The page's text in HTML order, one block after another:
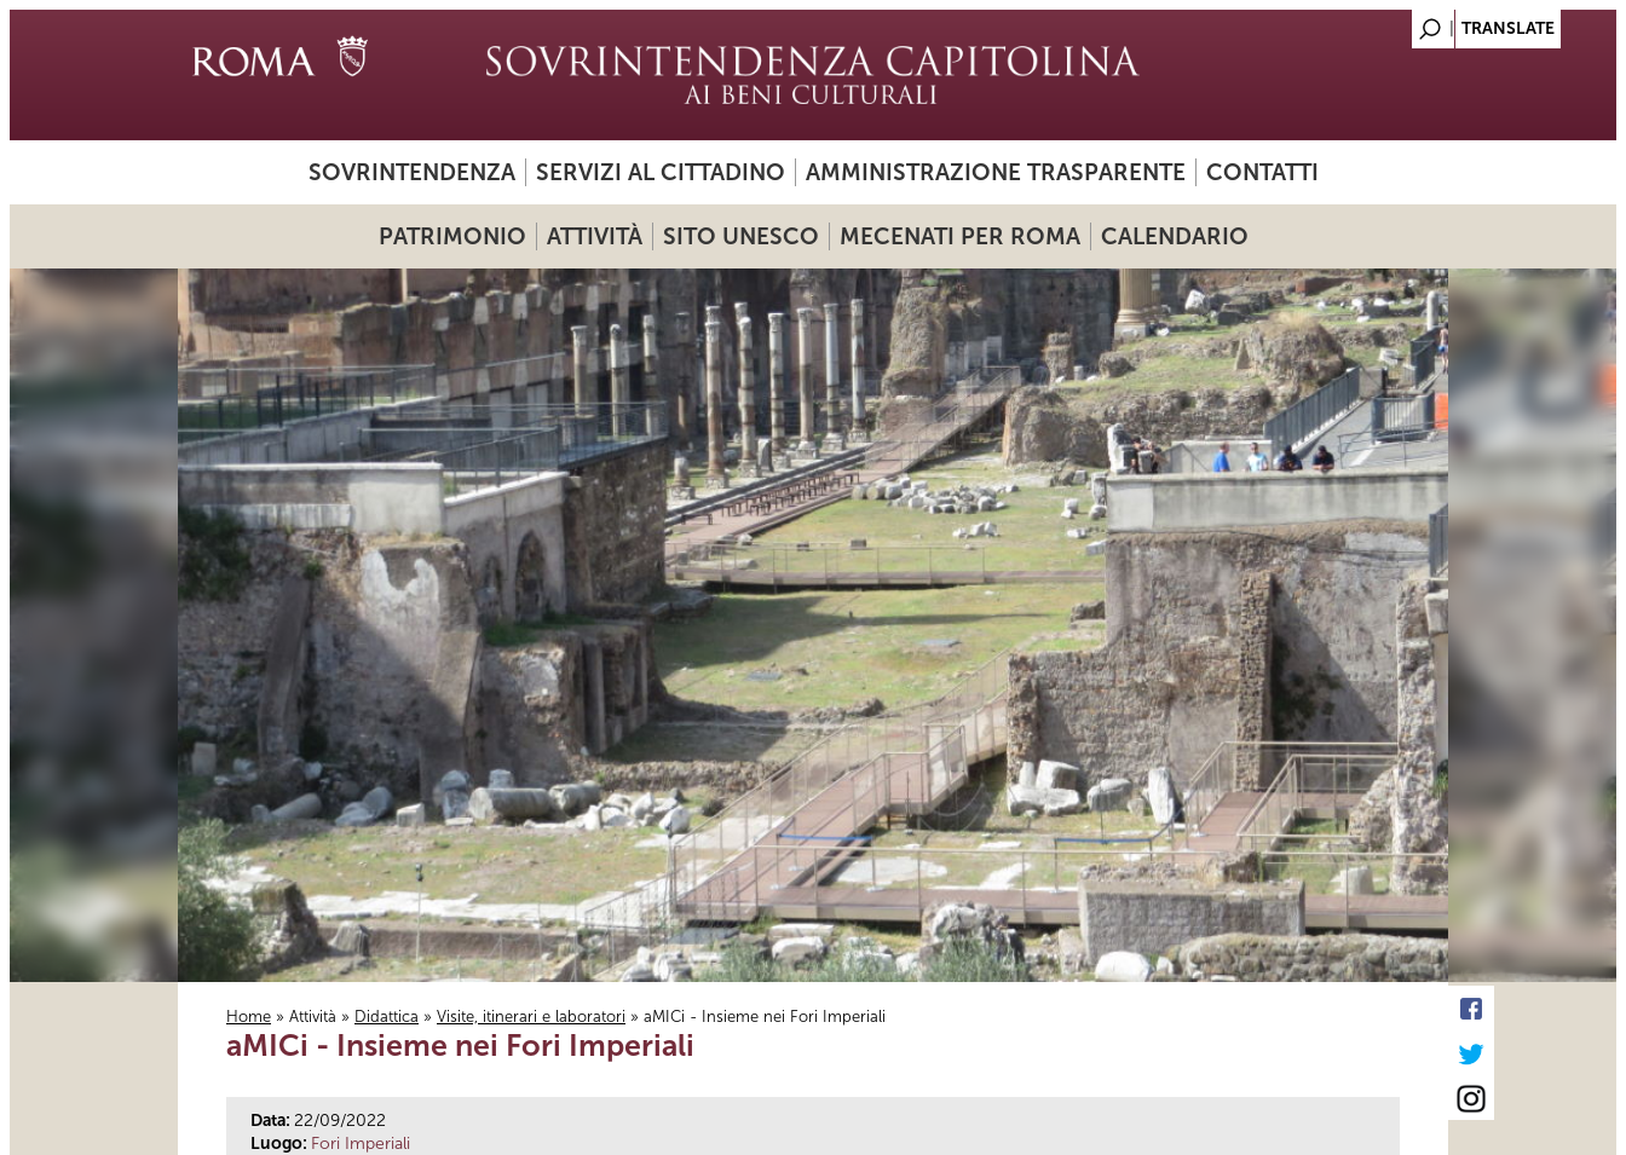
SOVRINTENDENZA SERVIZI AL CITTADINO AMMINISTRAZIONE TRASPARENTE CONTATTI
PATRIMONIO ATTIVITÀ SITO UNESCO MECENATI PER ROMA CALENDARIO
Tu sei qui
Home » Attività » Didattica » Visite, itinerari e laboratori » aMICi - Insieme nei Fori Imperiali
aMICi - Insieme nei Fori Imperiali
Data: 22/09/2022
Luogo: Fori Imperiali